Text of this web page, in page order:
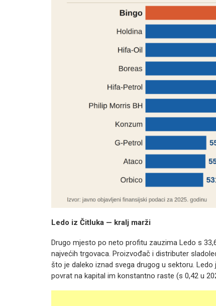
Ledo iz Čitluka — kralj marži
Drugo mjesto po neto profitu zauzima Ledo s
najvećih trgovaca. Proizvođač i distributer
što je daleko iznad svega drugog u sektoru.
povrat na kapital im konstantno raste (s 0,42 u